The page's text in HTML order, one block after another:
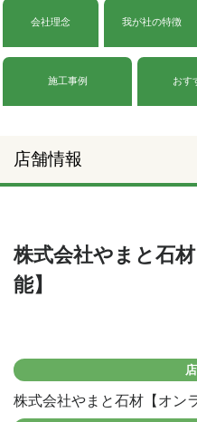
会社理念 我が社の特徴
施工事例 おす
店舗情報
株式会社やまと石
能】
株式会社やまと石材【オン